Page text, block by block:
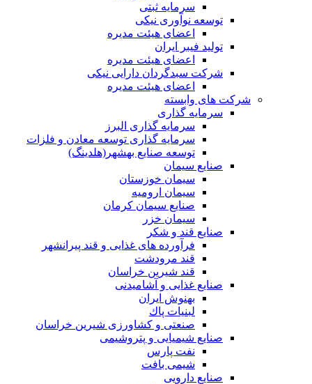
سرمایه ثبتی
توسعه نوآوری نیکی
اعضای هیئت مدیره
تولید فیبر ایران
اعضای هیئت مدیره
شرکت سبدگردان دارایی نیکی
اعضای هیئت مدیره
شرکت های وابسته
سرمایه گذاری
سرمایه گذاری البرز
سرمایه گذاری توسعه معادن و فلزات
توسعه‌ صنایع‌ بهشهر(هلدینگ)
صنایع سیمان
سیمان خوزستان
سیمان ارومیه
صنایع سیمان کرمان
سیمان خزر
صنایع قند و شکر
فرآورده های غذایی و قند پیرانشهر
قند مرودشت
قند شیرین خراسان
صنایع غذايی و آشاميدنی
بهنوش ایران
لبنيات پاك
صنعتی و کشاورزی شیرین خراسان
صنایع شیمیایی و پتروشیمی
نفت پارس
شیمی بافت
صنایع دارویی